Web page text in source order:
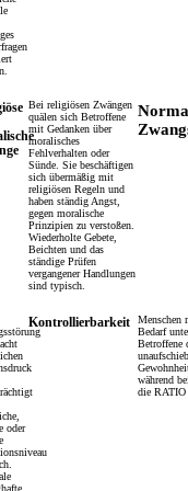
Bei religiösen Zwängen
quälen sich Betroffene
mit Gedanken über
moralisches
Fehlverhalten oder
Sünde. Sie beschäftigen
sich übermäßig mit
religiösen Regeln und
haben ständig Angst,
gegen moralische
Prinzipien zu verstoßen.
Wiederholte Gebete,
Beichten und das
ständige Prüfen
vergangener Handlungen
sind typisch.
oder
Kontrollierbarkeit
Menschen
Bedarf
Betroffene
während
die RATIO